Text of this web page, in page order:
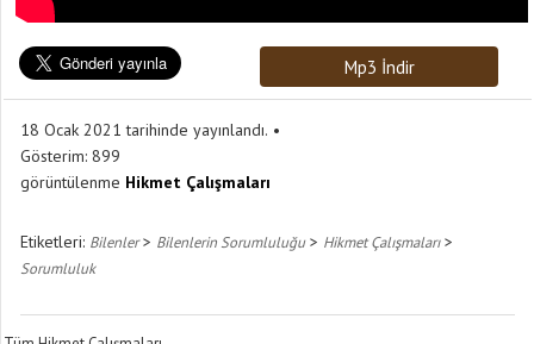
Mp3 İndir
18 Ocak 2021 tarihinde yayınlandı.
Gösterim: 899
görüntülenme Hikmet Çalışmaları
Etiketleri: Bilenler> Bilenlerin Sorumluluğu> Hikmet Çalışmaları>
Sorumluluk